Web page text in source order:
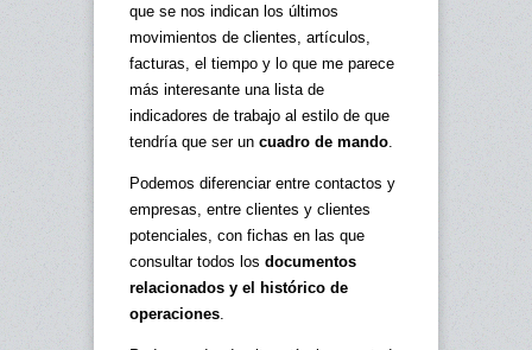
que se nos indican los últimos
movimientos de clientes, artículos,
facturas, el tiempo y lo que me parece
más interesante una lista de
indicadores de trabajo al estilo de que
tendría que ser un cuadro de mando
Podemos diferenciar entre contactos y
empresas, entre clientes y clientes
potenciales, con fichas en las que
consultar todos los documentos
relacionados y el histórico de
operaciones